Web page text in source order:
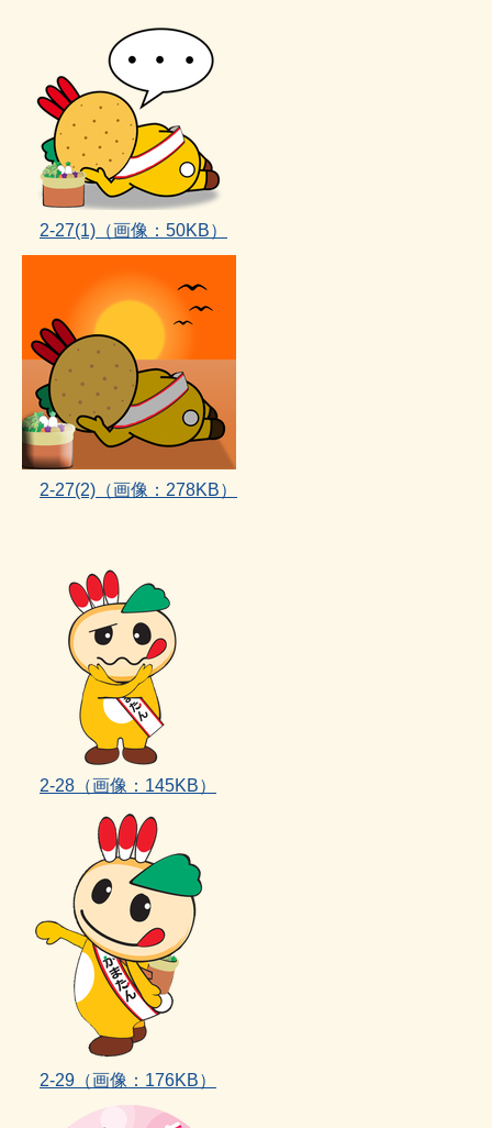
2‐27(1)（画像：50KB）
2‐27(2) （画像：278KB）
2‐28 （画像：145KB）
2‐29 （画像：176KB）